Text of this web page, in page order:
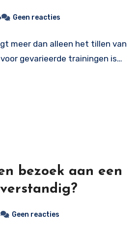
Geen reacties
meer dan alleen het tillen van
gevarieerde trainingen is…
bezoek aan een
Geen reacties